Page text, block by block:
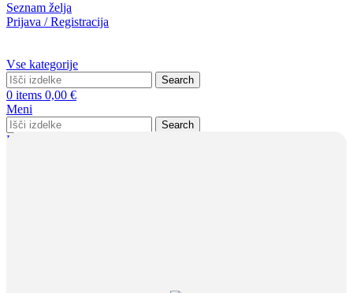
Seznam želja
Prijava / Registracija
Vse kategorije
Search
0 items 0,00 €
Meni
Search
Prijava / Registracija